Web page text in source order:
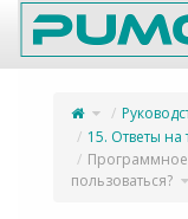
Home
Переключите
дерево
портала.
Как
15. Ответы
Программное
пользоваться?